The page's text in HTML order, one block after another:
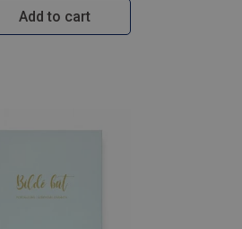
Add to cart